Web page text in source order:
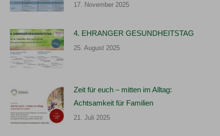
17. November 2025
4. EHRANGER GESUNDHEITSTAG
25. August 2025
Zeit für euch – mitten im Alltag:
Achtsamkeit für Familien
21. Juli 2025